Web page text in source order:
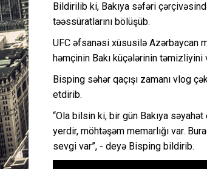
Bildirilib ki, Bakıya səfəri
təəssüratlarını bölüşüb.
UFC əfsanəsi xüsusilə Azərbaycan
həmçinin Bakı küçələrinin təmizliyini
Bisping səhər qaçışı zamanı vlog
etdirib.
“Ola bilsin ki, bir gün Bakıya
yerdir, möhtəşəm memarlığı var.
sevgi var”, - deyə Bisping bildirib.